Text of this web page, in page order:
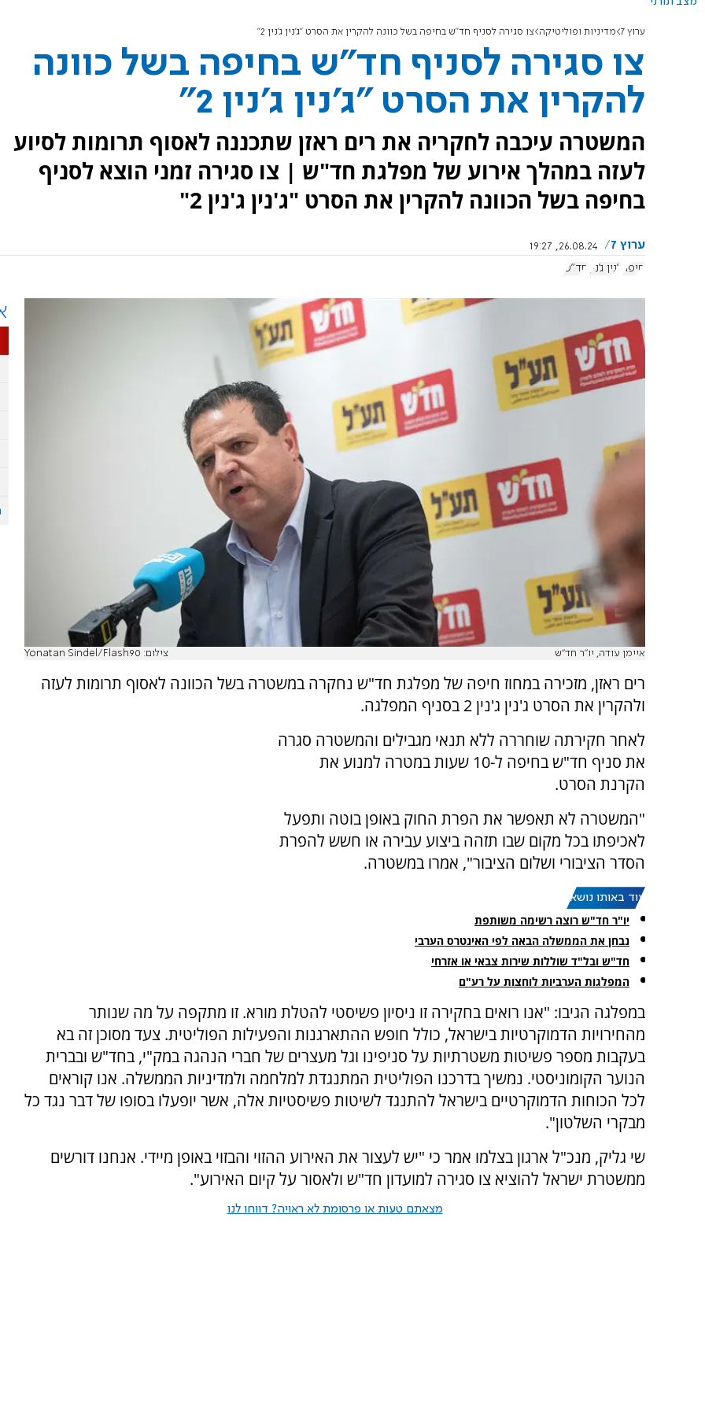
ערוץ 7 מדיניות ופוליטיקה צו סגירה לסניף חד"ש בחיפה בשל כוונה להקרין את הסרט "ג'נין ג'נין 2"
צו סגירה לסניף חד"ש בחיפה בשל כוונה
להקרין את הסרט "ג'נין ג'נין 2"
המשטרה עיכבה לחקריה את רים ראזן שתכננה לאסוף תרומות לסיוע
לעזה במהלך אירוע של מפלגת חד"ש | צו סגירה זמני הוצא לסניף
בחיפה בשל הכוונה להקרין את הסרט "ג'נין ג'נין 2"
ערוץ 7
26.08.24, 19:27
חיפה
ג'נין ג'נין חד"ש
איימן עודה, יו"ר חד"ש צילום: Yonatan Sindel/Flash90
רים ראזן, מזכירה במחוז חיפה של מפלגת חד"ש נחקרה במשטרה בשל הכוונה לאסוף תרומות לעזה
ולהקרין את הסרט ג'נין ג'נין 2 בסניף המפלגה.
לאחר חקירתה שוחררה ללא תנאי מגבילים והמשטרה סגרה
את סניף חד"ש בחיפה ל-10 שעות במטרה למנוע את
הקרנת הסרט.
"המשטרה לא תאפשר את הפרת החוק באופן בוטה ותפעל
לאכיפתו בכל מקום שבו תזהה ביצוע עבירה או חשש להפרת
הסדר הציבורי ושלום הציבור", אמרו במשטרה.
עוד באותו נושא:
יו"ר חד"ש רוצה רשימה משותפת
נבחן את הממשלה הבאה לפי האינטרס הערבי
חד"ש ובל"ד שוללות שירות צבאי או אזרחי
המפלגות הערביות לוחצות על רע"ם
במפלגה הגיבו: "אנו רואים בחקירה זו ניסיון פשיסטי להטלת מורא. זו מתקפה על מה שנותר
מהחירויות הדמוקרטיות בישראל, כולל חופש ההתארגנות והפעילות הפוליטית. צעד מסוכן זה בא
בעקבות מספר פשיטות משטרתיות על סניפינו וגל מעצרים של חברי הנהגה במק"י, בחד"ש ובברית
הנוער הקומוניסטי. נמשיך בדרכנו הפוליטית המתנגדת למלחמה ולמדיניות הממשלה. אנו קוראים
לכל הכוחות הדמוקרטיים בישראל להתנגד לשיטות פשיסטיות אלה, אשר יופעלו בסופו של דבר נגד כל
מבקרי השלטון".
שי גליק, מנכ"ל ארגון בצלמו אמר כי "יש לעצור את האירוע ההזוי והבזוי באופן מיידי. אנחנו דורשים
ממשטרת ישראל להוציא צו סגירה למועדון חד"ש ולאסור על קיום האירוע".
מצאתם טעות או פרסומת לא ראויה? דווחו לנו